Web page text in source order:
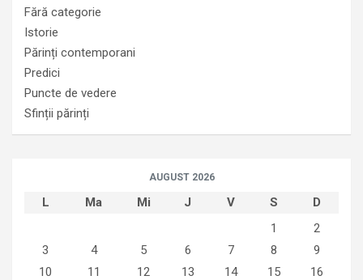
Fără categorie
Istorie
Părinți contemporani
Predici
Puncte de vedere
Sfinții părinți
AUGUST 2026
L Ma Mi J V S
D
1
2
3
4 5 6 7 8
9
10
11 12 13 14 15
16